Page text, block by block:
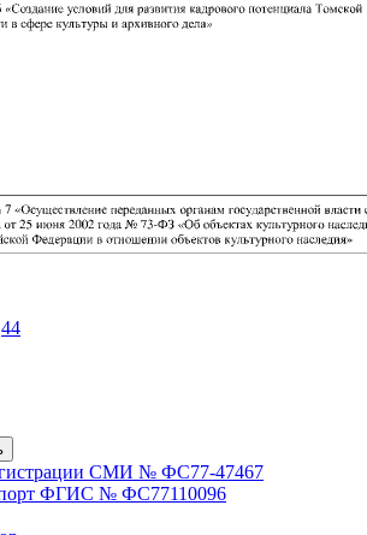
44
СМИ № ФС77-47467
ФГИС № ФС77110096